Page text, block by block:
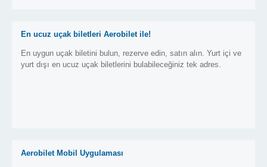
En ucuz uçak biletleri Aerobilet ile!
En uygun uçak biletini bulun, rezerve edin, satın alın. Yurt içi ve
yurt dışı en ucuz uçak biletlerini bulabileceğiniz tek adres.
Aerobilet Mobil Uygulaması